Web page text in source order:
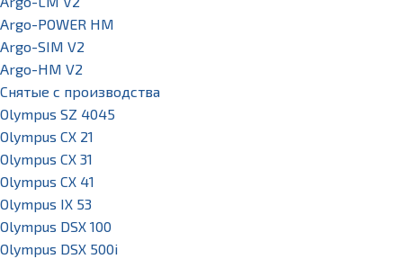
Argo-POWER HM
Argo-SIM V2
Argo-HM V2
Снятые с производства
Olympus SZ 4045
Olympus CX 21
Olympus CX 31
Olympus CX 41
Olympus IX 53
Olympus DSX 100
Olympus DSX 500i